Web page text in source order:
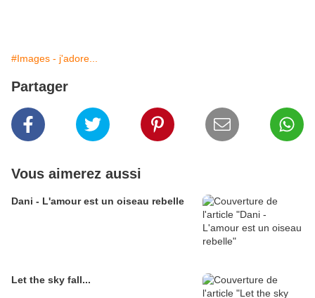
#Images - j'adore...
Partager
Vous aimerez aussi
Dani - L'amour est un oiseau rebelle
Let the sky fall...